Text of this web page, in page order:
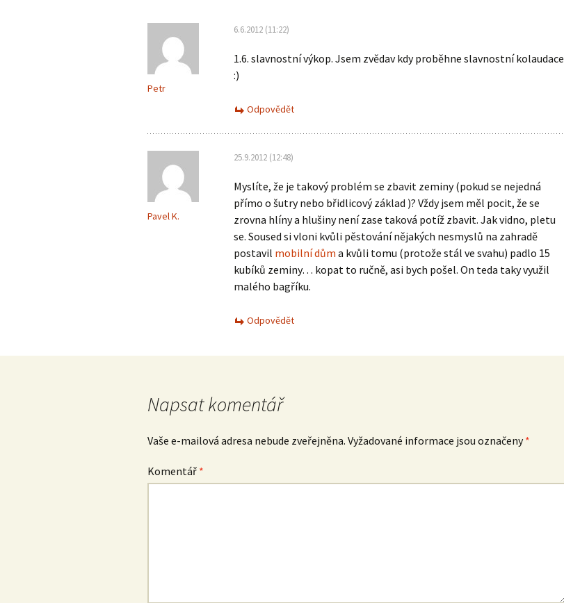
Petr
6.6.2012 (11:22)
1.6. slavnostní výkop. Jsem zvědav kdy proběhne slavnostní kolaudace
:)
Odpovědět
Pavel K.
25.9.2012 (12:48)
Myslíte, že je takový problém se zbavit zeminy (pokud se nejedná
přímo o šutry nebo břidlicový základ )? Vždy jsem měl pocit, že se
zrovna hlíny a hlušiny není zase taková potíž zbavit. Jak vidno, pletu
se. Soused si vloni kvůli pěstování nějakých nesmyslů na zahradě
postavil mobilní dům a kvůli tomu (protože stál ve svahu) padlo 15
kubíků zeminy… kopat to ručně, asi bych pošel. On teda taky využil
malého bagříku.
Odpovědět
Napsat komentář
Vaše e-mailová adresa nebude zveřejněna. Vyžadované informace jsou označeny*
Komentář *